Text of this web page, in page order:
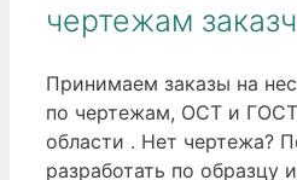
чертежам
Принимаем заказы на
по чертежам, ОСТ и
области . Нет чертежа?
разработать по образцу